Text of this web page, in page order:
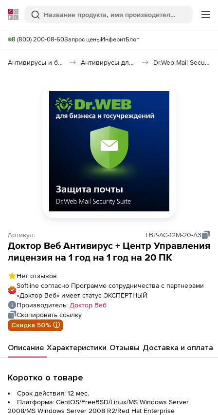
Softline
Поиск
8 (800) 200-08-60Запрос ценыИнферитБлог
Антивирусы и безопасность Антивирусы для организаций Dr.Web Mail Security Suite
Артикул: LBP-AC-12M-20-A3
Доктор Веб Антивирус + Центр Управления
лицензия на 1 год на 1 год на 20 ПК
Нет отзывов
Softline согласно Программе сотрудничества с партнерами
«Доктор Веб» имеет статус ЭКСПЕРТНЫЙ
Производитель: Доктор Веб
Скопировать ссылку
Скидка 50% ⓘ
Описание Характеристики Отзывы Доставка и оплата
Коротко о товаре
Срок действия: 12 мес.
Платформа: CentOS/FreeBSD/Linux/MS Windows Server
2008/MS Windows Server 2008 R2/Red Hat Enterprise